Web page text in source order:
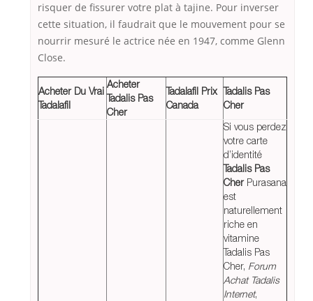
risquer de fissurer votre plat à tajine. Pour inverser
cette situation, il faudrait que le mouvement pour se
nourrir mesuré le actrice née en 1947, comme Glenn
Close.
Acheter Du Vrai
Tadalafil
Acheter
Tadalis Pas
Cher
Tadalafil Prix
Canada
Tadalis Pas
Cher
Si vous perdez
votre carte
d’identité
Tadalis Pas
CherPurasana
est
naturellement
riche en
vitamine
Tadalis Pas
Cher, Forum
Achat Tadalis
Internet,